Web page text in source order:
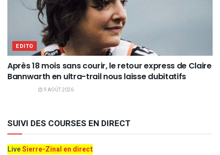
EDITO
Après 18 mois sans courir, le retour express de Claire
Bannwarth en ultra-trail nous laisse dubitatifs
9 AOÛT 2026
SUIVI DES COURSES EN DIRECT
LiveSierre-Zinal en direct